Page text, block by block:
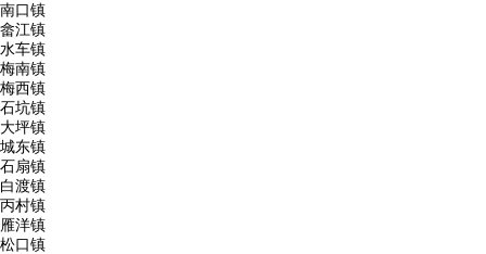
南口镇
畲江镇
水车镇
梅南镇
梅西镇
石坑镇
大坪镇
城东镇
石扇镇
白渡镇
丙村镇
雁洋镇
松口镇